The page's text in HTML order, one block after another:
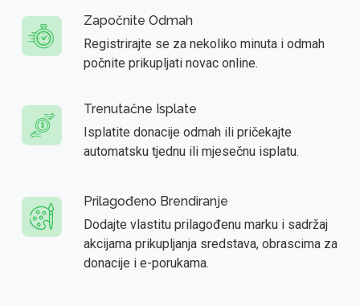
Započnite Odmah
Registrirajte se za nekoliko minuta i odmah
počnite prikupljati novac online.
Trenutačne Isplate
Isplatite donacije odmah ili pričekajte
automatsku tjednu ili mjesečnu isplatu.
Prilagođeno Brendiranje
Dodajte vlastitu prilagođenu marku i sadržaj
akcijama prikupljanja sredstava, obrascima za
donacije i e-porukama.